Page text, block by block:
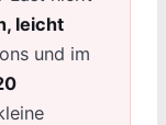
leicht
und im